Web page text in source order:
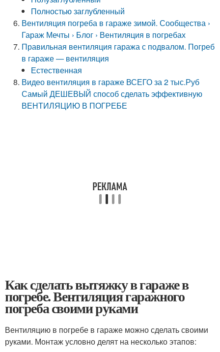
Полностью заглубленный
Вентиляция погреба в гараже зимой. Сообщества ›
Гараж Мечты › Блог › Вентиляция в погребах
Правильная вентиляция гаража с подвалом. Погреб
в гараже — вентиляция
Естественная
Видео вентиляция в гараже ВСЕГО за 2 тыс.Руб
Самый ДЕШЕВЫЙ способ сделать эффективную
ВЕНТИЛЯЦИЮ В ПОГРЕБЕ
Как сделать вытяжку в гараже в
погребе. Вентиляция гаражного
погреба своими руками
Вентиляцию в погребе в гараже можно сделать своими
руками. Монтаж условно делят на несколько этапов: